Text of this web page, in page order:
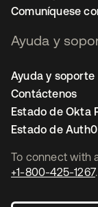
To connect with
+1-800-425-1267.
Comuníquese
Ayuda y
Ayuda y soporte
Contáctenos
Estado de Okta
Estado de